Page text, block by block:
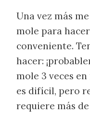
Una vez más
mole para
conveniente.
hacer:
mole 3 veces
es difícil, pero
requiere más